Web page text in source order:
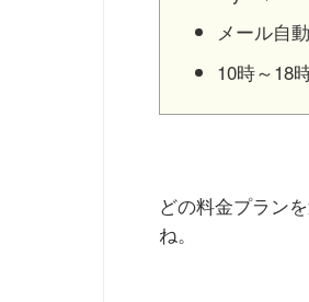
メール自
10時～18
どの料金プランを
ね。